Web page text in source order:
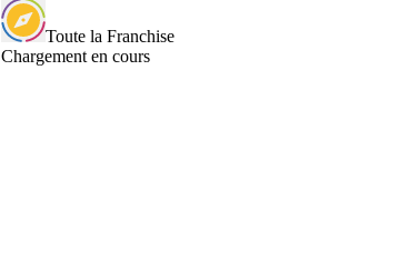
Toute la Franchise
Chargement en cours